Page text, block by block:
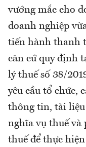
vướng mắc cho
doanh nghiệp
tiến hành thanh
căn cứ quy định
lý thuế số 38/
yêu cầu tổ chức,
thông tin, tài liệu
nghĩa vụ thuế và
thuế để thực